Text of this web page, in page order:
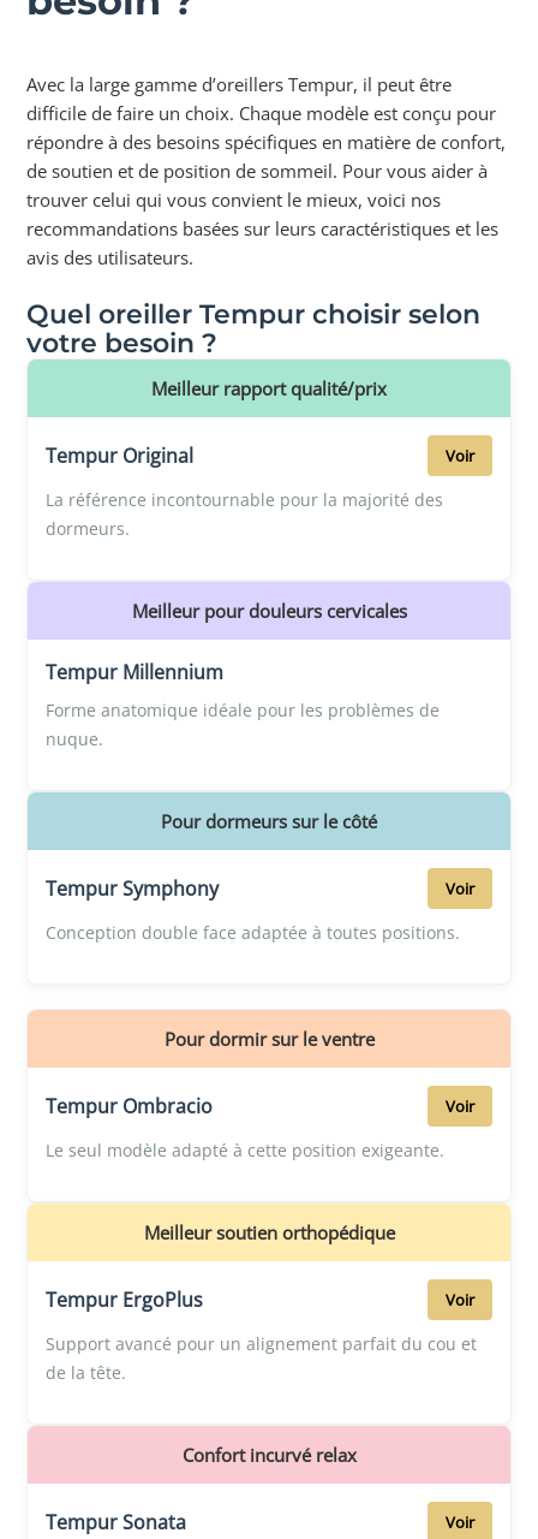
Avec la large gamme d’oreillers Tempur, il peut être
difficile de faire un choix. Chaque modèle est conçu pour
répondre à des besoins spécifiques en matière de confort,
de soutien et de position de sommeil. Pour vous aider à
trouver celui qui vous convient le mieux, voici nos
recommandations basées sur leurs caractéristiques et les
avis des utilisateurs.
Quel oreiller Tempur choisir selon
votre besoin ?
Meilleur rapport qualité/prix
Tempur Original Voir
La référence incontournable pour la majorité des
dormeurs.
Meilleur pour douleurs cervicales
Tempur Millennium
Forme anatomique idéale pour les problèmes de
nuque.
Pour dormeurs sur le côté
Tempur Symphony Voir
Conception double face adaptée à toutes positions.
Pour dormir sur le ventre
Tempur Ombracio Voir
Le seul modèle adapté à cette position exigeante.
Meilleur soutien orthopédique
Tempur ErgoPlus Voir
Support avancé pour un alignement parfait du cou et
de la tête.
Confort incurvé relax
Tempur Sonata Voir